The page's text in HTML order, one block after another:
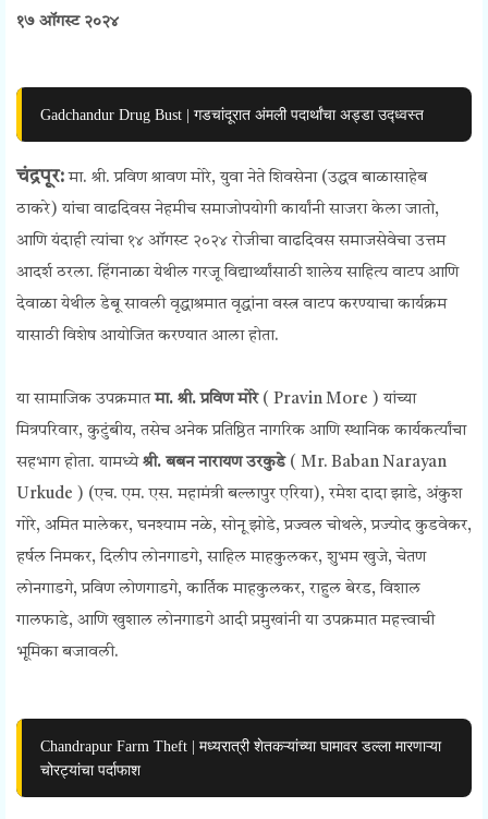
१७ ऑगस्ट २०२४
Gadchandur Drug Bust | गडचांदूरात अंमली पदार्थांचा अड्डा उद्ध्वस्त
चंद्रपूर: मा. श्री. प्रविण श्रावण मोरे, युवा नेते शिवसेना (उद्धव बाळासाहेब
ठाकरे) यांचा वाढदिवस नेहमीच समाजोपयोगी कार्यांनी साजरा केला जातो,
आणि यंदाही त्यांचा १४ ऑगस्ट २०२४ रोजीचा वाढदिवस समाजसेवेचा उत्तम
आदर्श ठरला. हिंगनाळा येथील गरजू विद्यार्थ्यांसाठी शालेय साहित्य वाटप आणि
देवाळा येथील डेबू सावली वृद्धाश्रमात वृद्धांना वस्त्र वाटप करण्याचा कार्यक्रम
यासाठी विशेष आयोजित करण्यात आला होता.
या सामाजिक उपक्रमातमा. श्री. प्रविण मोरे( Pravin More )यांच्या
मित्रपरिवार, कुटुंबीय, तसेच अनेक प्रतिष्ठित नागरिक आणि स्थानिक कार्यकर्त्यांचा
सहभाग होता. यामध्ये श्री. बबन नारायण उरकुडे( Mr. Baban Narayan
Urkude ) (एच. एम. एस. महामंत्री बल्लापुर एरिया), रमेश दादा झाडे, अंकुश
गोरे, अमित मालेकर, घनश्याम नळे, सोनू झोडे, प्रज्वल चोथले, प्रज्योद कुडवेकर,
हर्षल निमकर, दिलीप लोनगाडगे, साहिल माहकुलकर, शुभम खुजे, चेतण
लोनगाडगे, प्रविण लोणगाडगे, कार्तिक माहकुलकर, राहुल बेरड, विशाल
गालफाडे, आणि खुशाल लोनगाडगे आदी प्रमुखांनी या उपक्रमात महत्त्वाची
भूमिका बजावली.
Chandrapur Farm Theft | मध्यरात्री शेतकऱ्यांच्या घामावर डल्ला मारणाऱ्या
चोरट्यांचा पर्दाफाश